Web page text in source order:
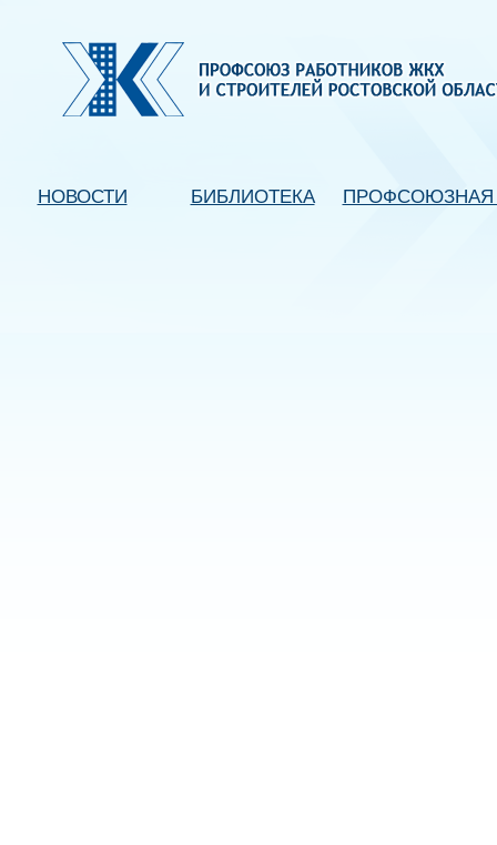
НОВОСТИ БИБЛИОТЕКА